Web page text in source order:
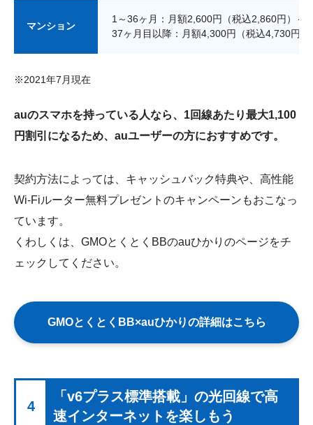
マンション
1～36ヶ月：月額2,600円（税込2,860円）～
37ヶ月目以降：月額4,300円（税込4,730円）
※2021年7月現在
auのスマホを持っている人なら、1回線あたり最大1,100
円割引になるため、auユーザーの方におすすめです。
契約方法によっては、キャッシュバック特典や、高性能
Wi-Fiルーター無料プレゼントのキャンペーンもおこなっ
ています。
くわしくは、GMOとくとくBBのauひかりのページをチ
ェックしてください。
GMOとくとくBB×auひかりの詳細はこちら
4
「v6プラス標準搭載」の光回線で高
速インターネットを楽しもう